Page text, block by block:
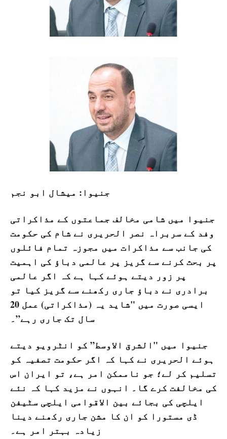
جنیوا: ميشال ابو نجم
جنیوا میں شامی مخالف جماعتوں کے مذاکراتی
وفد کے سربراہ نصر الحریری نے شام کی حکومت
کی جانب سے مذاکرات میں مجوزہ تمام فائلوں
پر بحث کرنے سے گریز پر عالمی دباؤ کی اہمیت
پر زور دیتے ہوئے کہا ہے کہ اگر عالمی
برادری نے دباؤ جاری رکھنے سے گریز کیا تو
ایسی صورت میں "شاید یہ (مذاکراتی) عمل 20
سال تک جاری رہے”۔
جنیوا میں "الشرق الاوسط” کو انٹرویو دیتے
ہوئے الحریری نے کہا کہ اگر حکومت تصفیہ کو
تسلیم کر لے؛ جو ناممکن امر ہے، تو ایران اس
کی مخالفت کرے گا۔ انہوں نے مزید کہا کہ نئے
ایلچی کی بجائے بین الاقوامی ایلچی سٹیفن
ڈی مستورا کو ان کا مشن جاری رکھنے دینا
زیادہ بہتر امر ہے۔